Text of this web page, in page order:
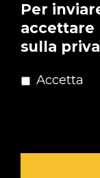
Per
accettare
sulla
Accetta